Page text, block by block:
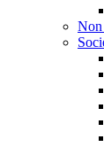
Non